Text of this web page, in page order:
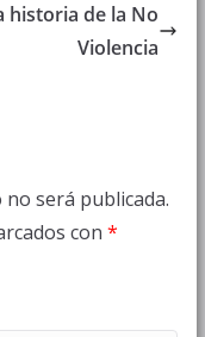
historia de la No
Violencia
será publicada.
con *